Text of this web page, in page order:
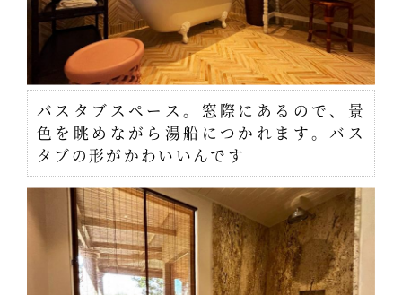
バスタブスペース。窓際にあるので、景
色を眺めながら湯船につかれます。バス
タブの形がかわいいんです